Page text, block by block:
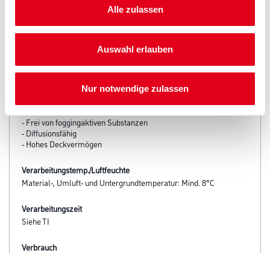
Alle zulassen
Auswahl erlauben
Nur notwendige zulassen
- Konservierungsmittelfrei (Weißware)
- Für gleichmäßige, ansatzfreie Oberflächen
- Frei von foggingaktiven Substanzen
- Diffusionsfähig
- Hohes Deckvermögen
Verarbeitungstemp./Luftfeuchte
Material-, Umluft- und Untergrundtemperatur: Mind. 8°C
Verarbeitungszeit
Siehe TI
Verbrauch